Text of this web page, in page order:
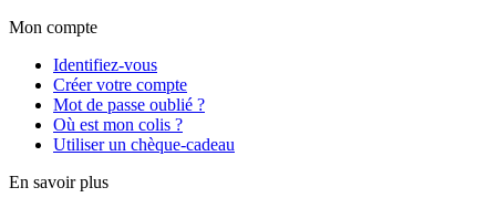
Mon compte
Identifiez-vous
Créer votre compte
Mot de passe oublié ?
Où est mon colis ?
Utiliser un chèque-cadeau
En savoir plus